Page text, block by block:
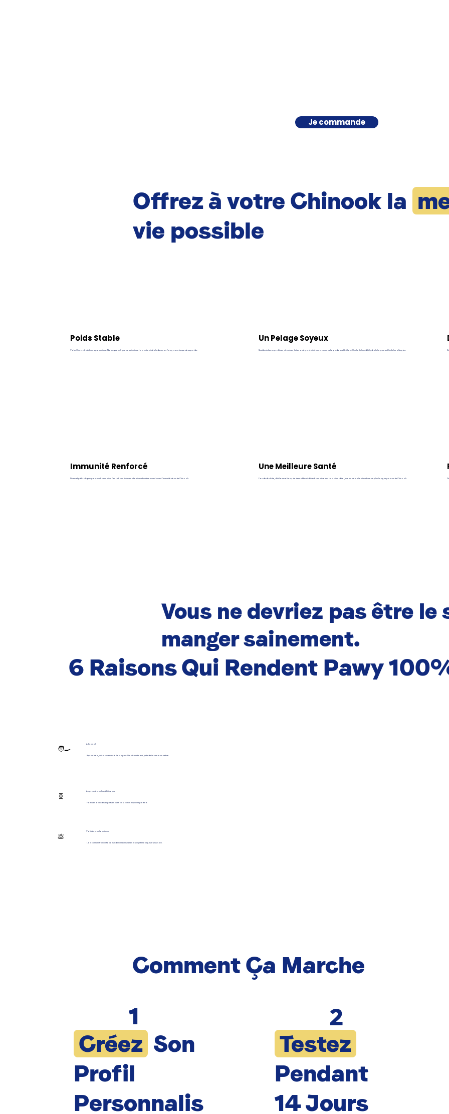
Je commande
Offrez à votre Chinook la
vie possible
Poids Stable
Votre Chinook mérite un repas unique. Notre quiz en ligne vous indique la portion idéale du repas Pawy, sans risque de surpoids.
Un Pelage Soyeux
Recettes riches en protéines, vitamines, huiles oméga et minéraux pour un pelage doux et brillant. Une forte humidité hydrate la peau et limite les allergies.
Immunité Renforcé
Fibres et prébiotiques pour une flore saine. Des rations riches en vitamines et minéraux renforcent l’immunité de votre Chinook.
Une Meilleure Santé
Pas de diabète, d’inflammations, de dermatites ni d’infections urinaires. Un poids idéal, moins de maladies et une vie plus longue pour votre Chinook.
Vous ne devriez pas être le
manger sainement.
6 Raisons Qui Rendent Pawy
🧑‍🍳
Artisanal
Repas frais, cuit doucement à la vapeur. Non transformé, juste de la vraie nourriture.
🧬
Formulés avec des experts en nutrition pour un équilibre parfait.
Approuvé par les vétérinaires
💩
Validés par la science
La nourriture fraîche favorise de meilleures selles et un système digestif plus sain.
Comment Ça Marche
1
Créez Son
Profil
Personnalis
Testez
Pendant
14 Jours
2